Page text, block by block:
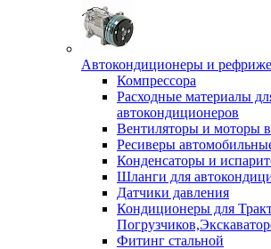
Автокондиционеры и
Компрессора
Расходные материалы
автокондиционеров
Вентиляторы и моторы
Ресиверы
Конденсаторы и
Шланги для
Датчики давления
Кондиционеры для
Фитинг стальной